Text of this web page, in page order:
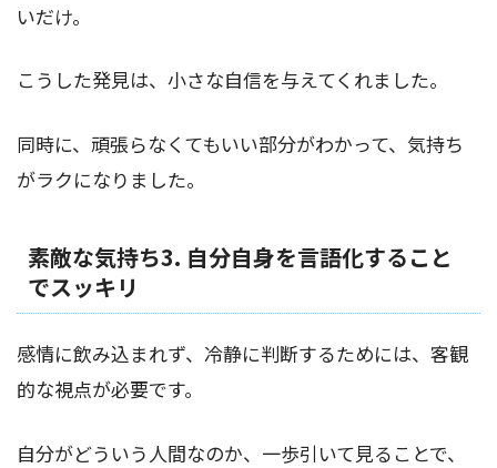
いだけ。
こうした発見は、小さな自信を与えてくれました。
同時に、頑張らなくてもいい部分がわかって、気持ち
がラクになりました。
素敵な気持ち3. 自分自身を言語化すること
でスッキリ
感情に飲み込まれず、冷静に判断するためには、客観
的な視点が必要です。
自分がどういう人間なのか、一歩引いて見ることで、